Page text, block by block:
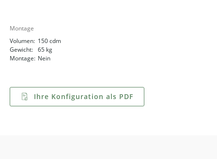
Montage
Volumen: 150 cdm
Gewicht: 65 kg
Montage: Nein
Ihre Konfiguration als PDF